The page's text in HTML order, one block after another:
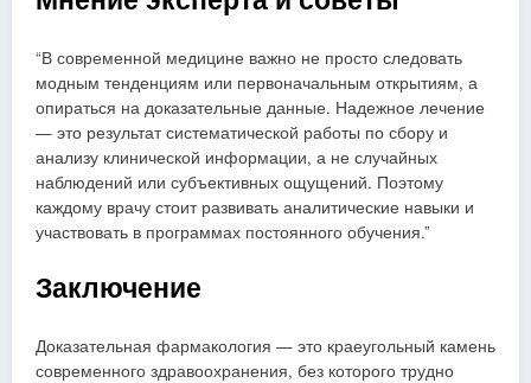
В современной медицине важно не просто следовать
модным тенденциям или первоначальным открытиям, а
опираться на доказательные данные. Надежное лечение
— это результат систематической работы по сбору и
анализу клинической информации, а не случайных
наблюдений или субъективных ощущений. Поэтому
каждому врачу стоит развивать аналитические навыки и
участвовать в программах постоянного обучения.
Заключение
Доказательная фармакология — это краеугольный камень
современного здравоохранения, без которого трудно